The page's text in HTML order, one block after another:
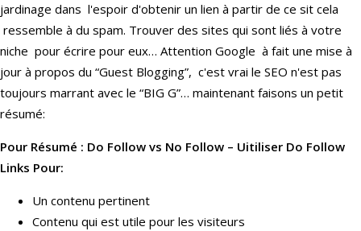
jardinage dans l'espoir d'obtenir un lien à partir de ce sit cela
ressemble à du spam. Trouver des sites qui sont liés à votre
niche pour écrire pour eux… Attention Google à fait une mise à
jour à propos du “Guest Blogging”, c'est vrai le SEO n'est pas
toujours marrant avec le “BIG G”… maintenant faisons un petit
résumé:
Pour Résumé : Do Follow vs No Follow – Uitiliser Do Follow
Links Pour:
Un contenu pertinent
Contenu qui est utile pour les visiteurs